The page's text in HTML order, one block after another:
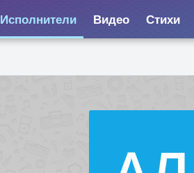
Исполнители Видео Стихи